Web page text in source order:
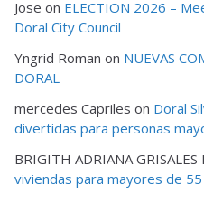
Jose on ELECTION 2026 –
Doral City Council
Yngrid Roman on NUEVAS
DORAL
mercedes Capriles on Doral
divertidas para personas
BRIGITH ADRIANA GRISALES
viviendas para mayores de